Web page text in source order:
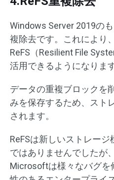
Windows Server 2019の
複除去です。これにより
ReFS（Resilient File
活用できるようになります
データの重複ブロックを
みを保存するため、スト
されます。
ReFSは新しいストレー
ではありませんでしたが
Microsoftは様々なバグを